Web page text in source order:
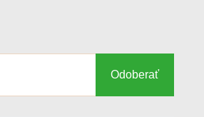
Odoberať